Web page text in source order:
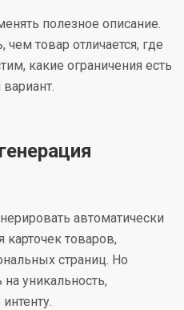
полезное описание.
чем товар отличается, где
какие ограничения есть
автоматически
товаров,
страниц. Но
уникальность,